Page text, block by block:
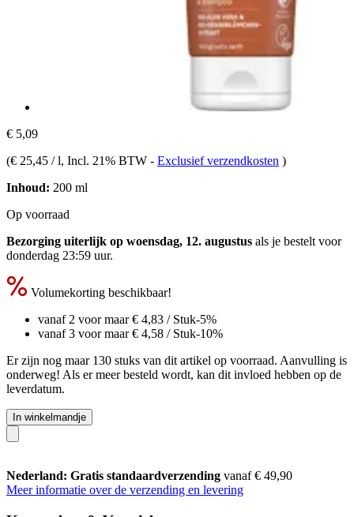
€ 5,09
(€ 25,45 / l, Incl. 21% BTW - Exclusief verzendkosten )
Inhoud: 200 ml
Op voorraad
Bezorging uiterlijk op woensdag, 12. augustus als je bestelt voor
donderdag 23:59 uur.
Volumekorting beschikbaar!
vanaf 2 voor maar€ 4,83 / Stuk-5%
vanaf 3 voor maar€ 4,58 / Stuk-10%
Er zijn nog maar 130 stuks van dit artikel op voorraad. Aanvulling is
onderweg! Als er meer besteld wordt, kan dit invloed hebben op de
leverdatum.
In winkelmandje
Nederland: Gratis standaardverzending vanaf € 49,90
Meer informatie over de verzending en levering